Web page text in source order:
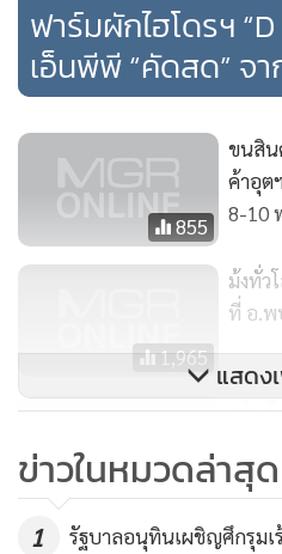
สำหรับ “D LOVE FARM” (ดี เ
สารพิษแบบไฮโดรโปนิกส์ บนพื้น
อนามัย สามารถทานได้ทันที ผลิ
“D LOVE FARM” ซึ่งผลิตภัณ
ซูน่า เรดโอ๊ค กรีนโอ๊ค ผักกาดขา
ผักบุ้ง ผักกวางตุ้งฮ่องเต้ กะหล่ำ
ฝรั่ง แอสพารากัส เห็ด และอื่นๆ
การปลูกผักในโรงเรือนมีการทำง
ผักในตอนเช้า ทำการบรรจุและ
เย็นควบคุมอุณหภูมิในการจัดส่งอี
ผักเมื่อไปถึงมือผู้บริโภค ทั้งนี้ฟาร์
(Good Agricultural Practice)
ฟาร์มผักไฮโดรฯ “D
เอ็นพีพี “คัดสด” จ
855
ขนสิน
ค้าอุต
8-10
1,965
ม้งทั่ว
ที่ อ.พ
321
อธิบดี
แสดง
ข่าวในหมวดล่าสุด
1 รัฐบาลอนุทินเผชิญศึกรุมเ